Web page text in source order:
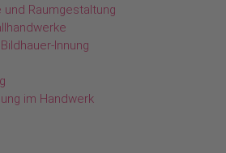
und Raumgestaltung
Innung
im Handwerk